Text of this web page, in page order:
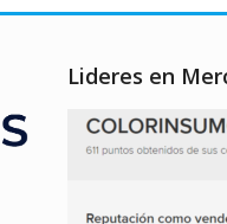
Lideres en